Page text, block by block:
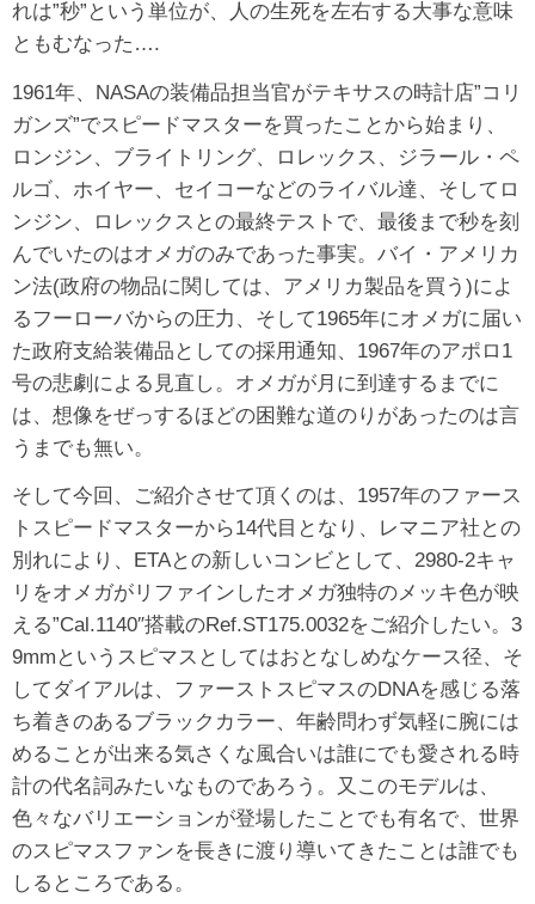
れは”秒”という単位が、人の生死を左右する大事な意味
ともむなった….
1961年、NASAの装備品担当官がテキサスの時計店”コリ
ガンズ”でスピードマスターを買ったことから始まり、
ロンジン、ブライトリング、ロレックス、ジラール・ペ
ルゴ、ホイヤー、セイコーなどのライバル達、そしてロ
ンジン、ロレックスとの最終テストで、最後まで秒を刻
んでいたのはオメガのみであった事実。バイ・アメリカ
ン法(政府の物品に関しては、アメリカ製品を買う)によ
るフーローバからの圧力、そして1965年にオメガに届い
た政府支給装備品としての採用通知、1967年のアポロ1
号の悲劇による見直し。オメガが月に到達するまでに
は、想像をぜっするほどの困難な道のりがあったのは言
うまでも無い。
そして今回、ご紹介させて頂くのは、1957年のファース
トスピードマスターから14代目となり、レマニア社との
別れにより、ETAとの新しいコンビとして、2980-2キャ
リをオメガがリファインしたオメガ独特のメッキ色が映
える”Cal.1140″搭載のRef.ST175.0032をご紹介したい。3
9mmというスピマスとしてはおとなしめなケース径、そ
してダイアルは、ファーストスピマスのDNAを感じる落
ち着きのあるブラックカラー、年齢問わず気軽に腕には
めることが出来る気さくな風合いは誰にでも愛される時
計の代名詞みたいなものであろう。又このモデルは、
色々なバリエーションが登場したことでも有名で、世界
のスピマスファンを長きに渡り導いてきたことは誰でも
しるところである。